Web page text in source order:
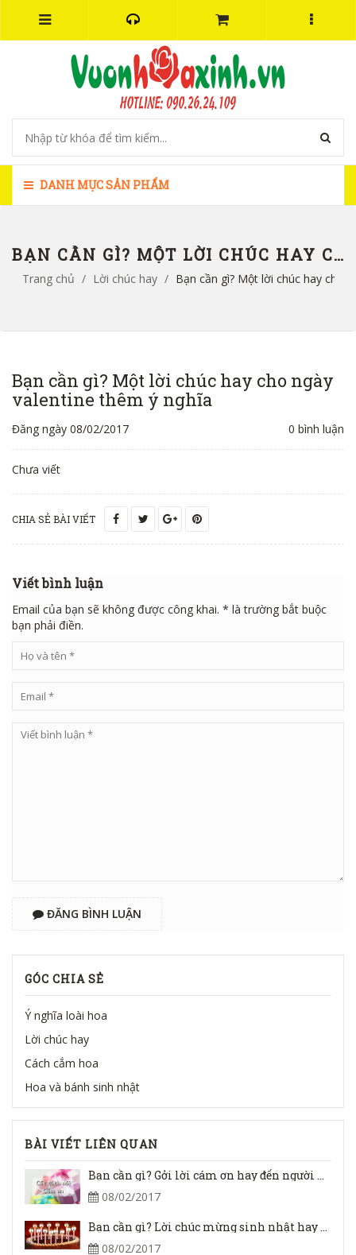
DANH MỤC SẢN PHẨM
BẠN CẦN GÌ? MỘT LỜI CHÚC HAY CHO NGÀY VALENTINE THÊM Ý NGHĨA
Trang chủ / Lời chúc hay / Bạn cần gì? Một lời chúc hay cho
Bạn cần gì? Một lời chúc hay cho ngày
valentine thêm ý nghĩa
Đăng ngày 08/02/2017 0 bình luận
Chưa viết
CHIA SẺ BÀI VIẾT
Viết bình luận
Email của bạn sẽ không được công khai. * là trường bắt buộc
bạn phải điền.
ĐĂNG BÌNH LUẬN
GÓC CHIA SẺ
Ý nghĩa loài hoa
Lời chúc hay
Cách cắm hoa
Hoa và bánh sinh nhật
BÀI VIẾT LIÊN QUAN
Bạn cần gì? Gởi lời cám ơn hay đến người khác
08/02/2017
Bạn cần gì? Lời chúc mừng sinh nhật hay nhất gởi đến bạn bè, người yêu
08/02/2017